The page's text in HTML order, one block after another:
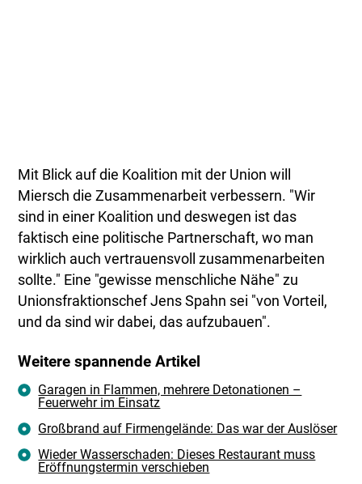
Mit Blick auf die Koalition mit der Union will
Miersch die Zusammenarbeit verbessern. "Wir
sind in einer Koalition und deswegen ist das
faktisch eine politische Partnerschaft, wo man
wirklich auch vertrauensvoll zusammenarbeiten
sollte." Eine "gewisse menschliche Nähe" zu
Unionsfraktionschef Jens Spahn sei "von Vorteil,
und da sind wir dabei, das aufzubauen".
Weitere spannende Artikel
Garagen in Flammen, mehrere Detonationen –
Feuerwehr im Einsatz
Großbrand auf Firmengelände: Das war der Auslöser
Wieder Wasserschaden: Dieses Restaurant muss
Eröffnungstermin verschieben